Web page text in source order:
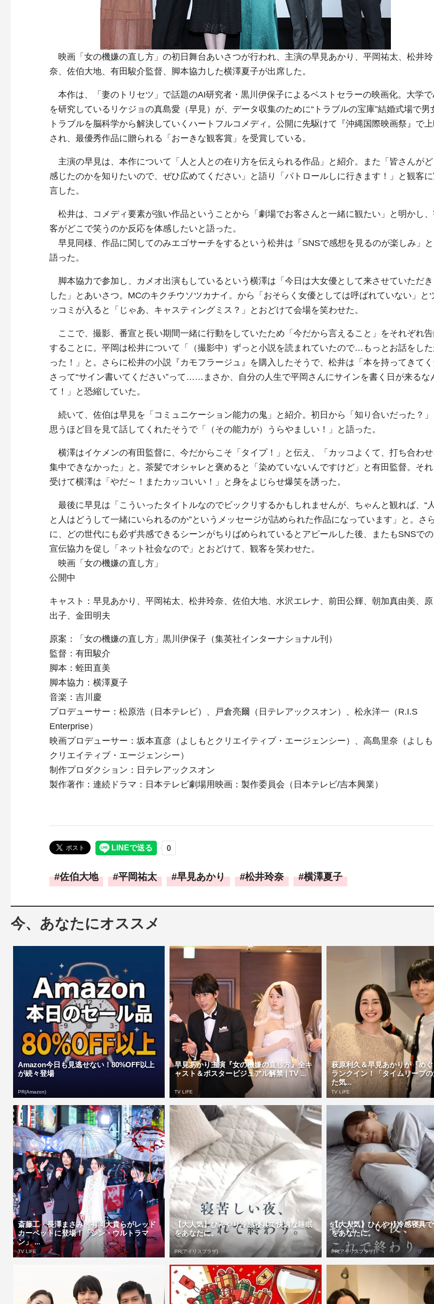
映画「女の機嫌の直し方」の初日舞台あいさつが行われ、主演の早見あかり、平岡祐太、松井玲
奈、佐伯大地、有田駿介監督、脚本協力した横澤夏子が出席した。
本作は、「妻のトリセツ」で話題のAI研究者・黒川伊保子によるベストセラーの映画化。大学
を研究しているリケジョの真島愛（早見）が、データ収集のために“トラブルの宝庫”結婚式場で男
トラブルを脳科学から解決していくハートフルコメディ。公開に先駆けて『沖縄国際映画祭』で
され、最優秀作品に贈られる「おーきな観客賞」を受賞している。
主演の早見は、本作について「人と人との在り方を伝えられる作品」と紹介。また「皆さんが
感じたのかを知りたいので、ぜひ広めてください」と語り「パトロールしに行きます！」と観客
言した。
松井は、コメディ要素が強い作品ということから「劇場でお客さんと一緒に観たい」と明かし
客がどこで笑うのか反応を体感したいと語った。
早見同様、作品に関してのみエゴサーチをするという松井は「SNSで感想を見るのが楽しみ」と
語った。
脚本協力で参加し、カメオ出演もしているという横澤は「今日は大女優として来させていただ
した」とあいさつ。MCのキクチウソツカナイ。から「おそらく女優としては呼ばれていない」と
ッコミが入ると「じゃあ、キャスティングミス？」とおどけて会場を笑わせた。
ここで、撮影、番宣と長い期間一緒に行動をしていたため「今だから言えること」をそれぞれ
することに。平岡は松井について「（撮影中）ずっと小説を読まれていたので…もっとお話をし
った！」と。さらに松井の小説『カモフラージュ』を購入したそうで、松井は「本を持ってきて
さって“サイン書いてください”って……まさか、自分の人生で平岡さんにサインを書く日が来るな
て！」と恐縮していた。
続いて、佐伯は早見を「コミュニケーション能力の鬼」と紹介。初日から「知り合いだった？
思うほど目を見て話してくれたそうで「（その能力が）うらやましい！」と語った。
横澤はイケメンの有田監督に、今だからこそ「タイプ！」と伝え、「カッコよくて、打ち合わ
集中できなかった」と。茶髪でオシャレと褒めると「染めていないんですけど」と有田監督。そ
受けて横澤は「やだ～！またカッコいい！」と身をよじらせ爆笑を誘った。
最後に早見は「こういったタイトルなのでビックリするかもしれませんが、ちゃんと観れば、“
と人はどうして一緒にいられるのか”というメッセージが詰められた作品になっています」と。さ
に、どの世代にも必ず共感できるシーンがちりばめられているとアピールした後、またもSNSでの
宣伝協力を促し「ネット社会なので」とおどけて、観客を笑わせた。
映画「女の機嫌の直し方」
公開中
キャスト：早見あかり、平岡祐太、松井玲奈、佐伯大地、水沢エレナ、前田公輝、朝加真由美、
出子、金田明夫
原案：「女の機嫌の直し方」黒川伊保子（集英社インターナショナル刊）
監督：有田駿介
脚本：蛭田直美
脚本協力：横澤夏子
音楽：吉川慶
プロデューサー：松原浩（日本テレビ）、戸倉亮爾（日テレアックスオン）、松永洋一（R.I.S
Enterprise）
映画プロデューサー：坂本直彦（よしもとクリエイティブ・エージェンシー）、高島里奈（よし
クリエイティブ・エージェンシー）
制作プロダクション：日テレアックスオン
製作著作：連続ドラマ：日本テレビ劇場用映画：製作委員会（日本テレビ/吉本興業）
佐伯大地 平岡祐太 早見あかり 松井玲奈 横澤夏子
今、あなたにオススメ
Amazon今日も見逃せない！80%OFF以上
が続々登場
PR(Amazon)
早見あかり主演『女の機嫌の直し方』全キ
ャスト＆ポスタービジュアル解禁 | TV ...
TV LIFE
萩原利久＆早見あかりが『め
ランクイン！「タイムリープ
た気...
TV LIFE
斎藤工・長澤まさみ・有岡大貴らがレッド
カーペットに登場！「シン・ウルトラマ
ン」 ...
TV LIFE
【大人気】ひんやり冷感寝具で快適な睡眠
をあなたに。
PR(アイリスプラザ)
【大人気】ひんやり冷感寝具
をあなたに。
PR(アイリスプラザ)